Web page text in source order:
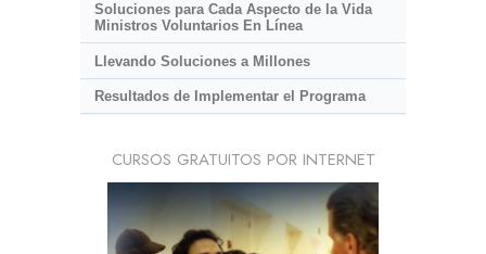
Soluciones para Cada Aspecto de la Vida
Ministros Voluntarios En Línea
Llevando Soluciones a Millones
Resultados de Implementar el Programa
CURSOS GRATUITOS POR INTERNET